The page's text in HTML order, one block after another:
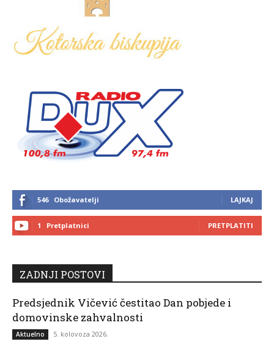
546 Obožavatelji LAJKAJ
1 Pretplatnici PRETPLATITI
ZADNJI POSTOVI
Predsjednik Vičević čestitao Dan pobjede i
domovinske zahvalnosti
Aktuelno 5. kolovoza 2026.